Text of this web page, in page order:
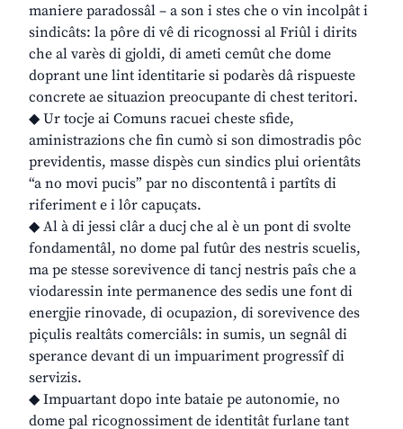
maniere paradossâl – a son i stes che o vin incolpât i
sindicâts: la pôre di vê di ricognossi al Friûl i dirits
che al varès di gjoldi, di ameti cemût che dome
doprant une lint identitarie si podarès dâ rispueste
concrete ae situazion preocupante di chest teritori.
◆ Ur tocje ai Comuns racuei cheste sfide,
aministrazions che fin cumò si son dimostradis pôc
previdentis, masse dispès cun sindics plui orientâts
“a no movi pucis” par no discontentâ i partîts di
riferiment e i lôr capuçats.
◆ Al à di jessi clâr a ducj che al è un pont di svolte
fondamentâl, no dome pal futûr des nestris scuelis,
ma pe stesse sorevivence di tancj nestris paîs che a
viodaressin inte permanence des sedis une font di
energjie rinovade, di ocupazion, di sorevivence des
piçulis realtâts comerciâls: in sumis, un segnâl di
sperance devant di un impuariment progressîf di
servizis.
◆ Impuartant dopo inte bataie pe autonomie, no
dome pal ricognossiment de identitât furlane tant